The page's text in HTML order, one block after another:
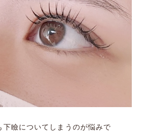
下瞼についてしまうのが悩みで